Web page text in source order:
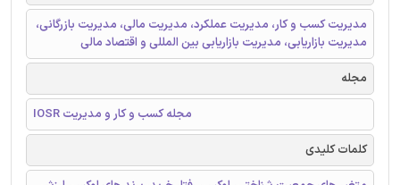
مدیریت کسب و کار، مدیریت عملکرد، مدیریت مالی، مدیریت بازرگانی،
مدیریت بازاریابی، مدیریت بازاریابی بین المللی و اقتصاد مالی
مجله
IOSR مجله کسب و کار و مدیریت
کلمات کلیدی